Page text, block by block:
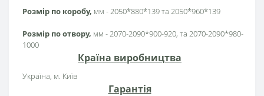
Розмір по коробу, мм - 2050*880*139 та 2050*960*139
Розмір по отвору, мм - 2070-2090*900-920, та 2070-2090*980-
1000
Країна виробництва
Україна, м. Київ
Гарантія